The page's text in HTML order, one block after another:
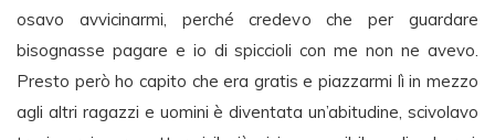
osavo avvicinarmi, perché credevo che per guardare
bisognasse pagare e io di spiccioli con me non ne avevo.
Presto però ho capito che era gratis e piazzarmi lì in mezzo
agli altri ragazzi e uomini è diventata un’abitudine, scivolavo